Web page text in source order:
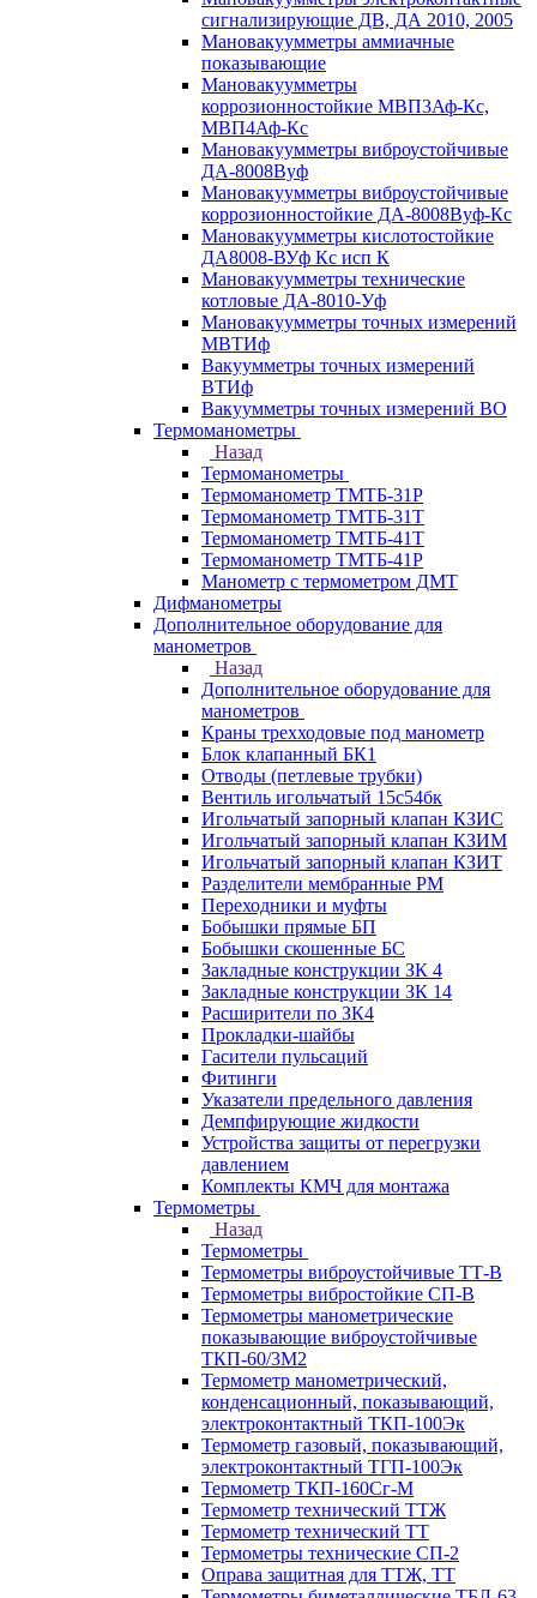
сигнализирующие ДВ, ДА 2010, 2005
Мановакуумметры аммиачные
показывающие
Мановакуумметры
коррозионностойкие МВП3Аф-Кс,
МВП4Аф-Кс
Мановакуумметры виброустойчивые
ДА-8008Вуф
Мановакуумметры виброустойчивые
коррозионностойкие ДА-8008Вуф-Кс
Мановакуумметры кислотостойкие
ДА8008-ВУф Кс исп К
Мановакуумметры технические
котловые ДА-8010-Уф
Мановакуумметры точных измерений
МВТИф
Вакуумметры точных измерений
ВТИф
Вакуумметры точных измерений ВО
Термоманометры
Назад
Термоманометры
Термоманометр ТМТБ-31Р
Термоманометр ТМТБ-31Т
Термоманометр ТМТБ-41Т
Термоманометр ТМТБ-41Р
Манометр с термометром ДМТ
Дифманометры
Дополнительное оборудование для
манометров
Назад
Дополнительное оборудование для
манометров
Краны трехходовые под манометр
Блок клапанный БК1
Отводы (петлевые трубки)
Вентиль игольчатый 15с54бк
Игольчатый запорный клапан КЗИС
Игольчатый запорный клапан КЗИМ
Игольчатый запорный клапан КЗИТ
Разделители мембранные РМ
Переходники и муфты
Бобышки прямые БП
Бобышки скошенные БС
Закладные конструкции ЗК 4
Закладные конструкции ЗК 14
Расширители по ЗК4
Прокладки-шайбы
Гасители пульсаций
Фитинги
Указатели предельного давления
Демпфирующие жидкости
Устройства защиты от перегрузки
давлением
Комплекты КМЧ для монтажа
Термометры
Назад
Термометры
Термометры виброустойчивые ТТ-В
Термометры вибростойкие СП-В
Термометры манометрические
показывающие виброустойчивые
ТКП-60/3М2
Термометр манометрический,
конденсационный, показывающий,
электроконтактный ТКП-100Эк
Термометр газовый, показывающий,
электроконтактный ТГП-100Эк
Термометр ТКП-160Сг-М
Термометр технический ТТЖ
Термометр технический ТТ
Термометры технические СП-2
Оправа защитная для ТТЖ, ТТ